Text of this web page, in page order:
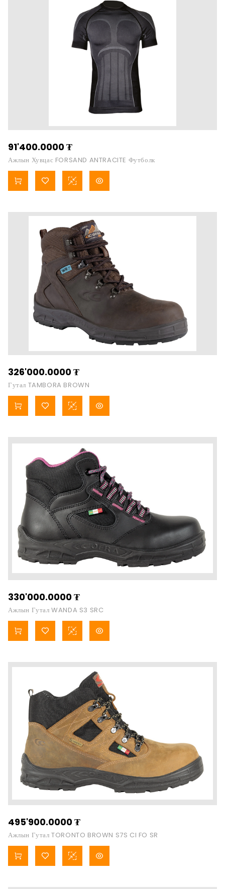
91'400.0000₮
Ажлын Хувцас FORSAND ANTRACITE Футболк
326'000.0000₮
Гутал TAMBORA BROWN
330'000.0000₮
Ажлын Гутал WANDA S3 SRC
495'900.0000₮
Ажлын Гутал TORONTO BROWN S7S CI FO SR